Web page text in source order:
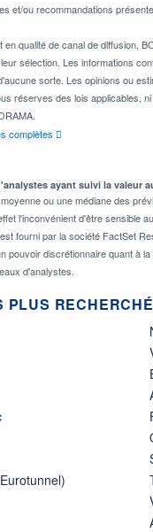
et/ou recommandations
qualité de canal de diffusion,
sélection. Les informations
sorte. Les opinions ou
réserves des lois applicables,
complètes
ayant suivi la valeur
ou une médiane des
l'inconvénient d'être sensible
fourni par la société FactSet
pouvoir discrétionnaire quant à
d'analystes.
PLUS